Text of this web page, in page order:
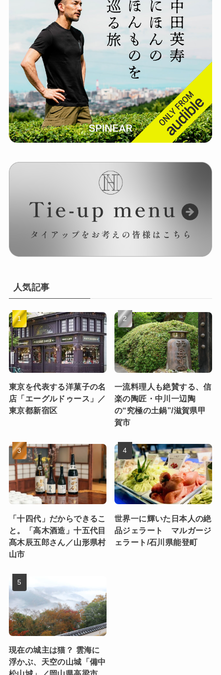
人気記事
東京を代表する洋菓子の名
店「エーグルドゥース」／
東京都新宿区
一流料理人も絶賛する、信
楽の陶匠・中川一辺陶
の“究極の土鍋”/滋賀県甲
賀市
「十四代」だからできるこ
と。「高木酒造」十五代目
髙木辰五郎さん／山形県村
山市
世界一に輝いた日本人の絶
品ジェラート マルガージ
ェラート/石川県能登町
現在の城主は猫？ 雲海に
浮かぶ、天空の山城「備中